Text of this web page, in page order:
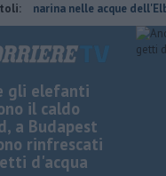
nelle acque dell'Elba
gli elefanti
il caldo
a Budapest
rinfrescati
d'acqua